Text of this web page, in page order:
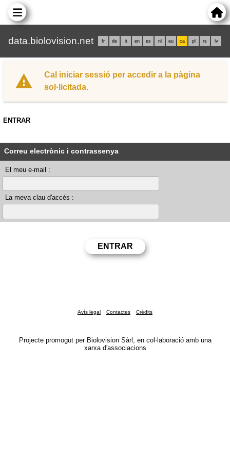
data.biolovision.net fr de it en es nl eu ca pl rs lv
Cal iniciar sessió per accedir a la pàgina
sol·licitada.
ENTRAR
Correu electrònic i contrassenya
El meu e-mail :
La meva clau d'accés :
Avís legal Contactes Crèdits
Projecte promogut per Biolovision Sàrl, en col·laboració amb una
xarxa d'associacions